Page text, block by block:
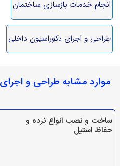
انجام خدمات بازسازی ساختمان
طراحی و اجرای دکوراسیون داخلی
موارد مشابه طراحی و
ساخت و نصب انواع نرده و
حفاظ استیل